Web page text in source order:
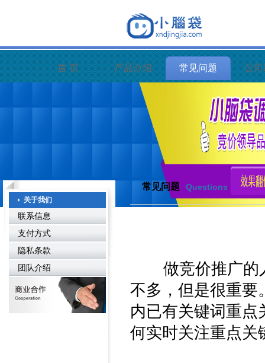
首 页 产品介绍 常见问题 公
关于我们
联系信息
支付方式
隐私条款
团队介绍
常见问题 Questions
做竞价推广的人
不多，但是很重要
内已有关键词重点
何实时关注重点关